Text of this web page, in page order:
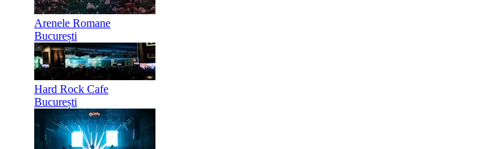
Arenele Romane
București
Hard Rock Cafe
București